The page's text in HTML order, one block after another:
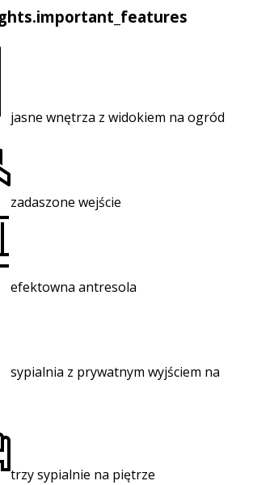
jasne wnętrza z widokiem na ogród
zadaszone wejście
efektowna antresola
sypialnia z prywatnym wyjściem na
trzy sypialnie na piętrze